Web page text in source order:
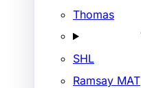
Thomas
SHL
Ramsay MAT